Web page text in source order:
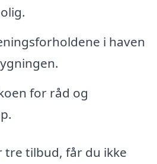
i haven
for råd og
tre tilbud, får du ikke